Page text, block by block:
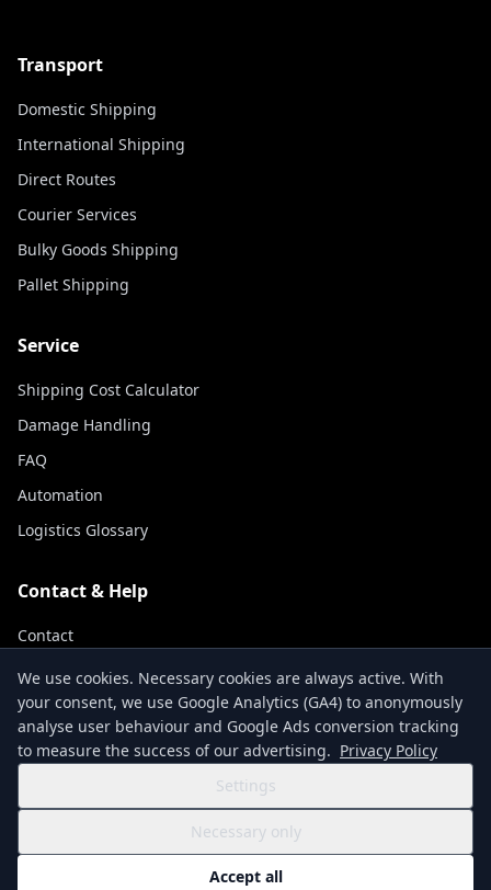
Transport
Domestic Shipping
International Shipping
Direct Routes
Courier Services
Bulky Goods Shipping
Pallet Shipping
Service
Shipping Cost Calculator
Damage Handling
FAQ
Automation
Logistics Glossary
Contact & Help
Contact
Track Shipment
About Us
© 2026 NexCargo GmbH
Cookie Settings
We use cookies. Necessary cookies are always active. With
your consent, we use Google Analytics (GA4) to anonymously
analyse user behaviour and Google Ads conversion tracking
to measure the success of our advertising. Privacy Policy
Settings
Necessary only
Accept all